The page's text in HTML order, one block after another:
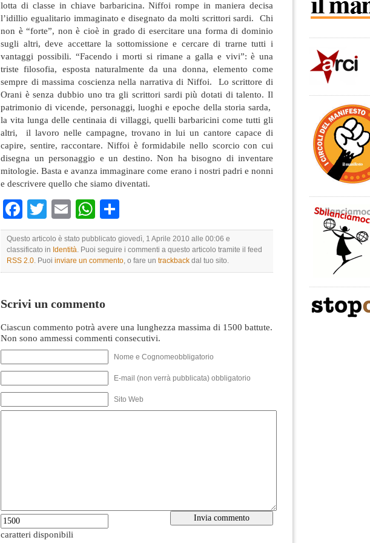
lotta di classe in chiave barbaricina. Niffoi rompe in maniera decisa
l’idillio egualitario immaginato e disegnato da molti scrittori sardi. Chi
non è “forte”, non è cioè in grado di esercitare una forma di dominio
sugli altri, deve accettare la sottomissione e cercare di trarne tutti i
vantaggi possibili. “Facendo i morti si rimane a galla e vivi”: è una
triste filosofia, esposta naturalmente da una donna, elemento come
sempre di massima coscienza nella narrativa di Niffoi. Lo scrittore di
Orani è senza dubbio uno tra gli scrittori sardi più dotati di talento. Il
patrimonio di vicende, personaggi, luoghi e epoche della storia sarda,
la vita lunga delle centinaia di villaggi, quelli barbaricini come tutti gli
altri, il lavoro nelle campagne, trovano in lui un cantore capace di
capire, sentire, raccontare. Niffoi è formidabile nello scorcio con cui
disegna un personaggio e un destino. Non ha bisogno di inventare
mitologie. Basta e avanza immaginare come erano i nostri padri e nonni
e descrivere quello che siamo diventati.
Facebook
TwitterEmailWhatsApp
Questo articolo è stato pubblicato giovedì, 1 Aprile 2010 alle 00:06 e
classificato in Identità. Puoi seguire i commenti a questo articolo tramite il feed
RSS 2.0. Puoi inviare un commento, o fare un trackback dal tuo sito.
Scrivi un commento
Ciascun commento potrà avere una lunghezza massima di 1500 battute.
Non sono ammessi commenti consecutivi.
Nome e Cognomeobbligatorio
E-mail (non verrà pubblicata) obbligatorio
Sito Web
caratteri disponibili